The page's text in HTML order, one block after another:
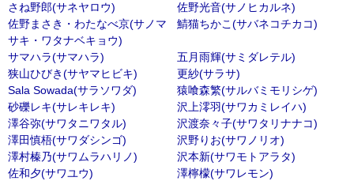
さね野郎(サネヤロウ)
佐野光音(サノヒカルネ)
佐野まさき・わたなべ京(サノマ
サキ・ワタナベキョウ)
鯖猫ちかこ(サバネコチカコ)
サマハラ(サマハラ)
五月雨輝(サミダレテル)
狭山ひびき(サヤマヒビキ)
更紗(サラサ)
Sala Sowada(サラソワダ)
猿喰森繁(サルバミモリシゲ)
砂礫レキ(サレキレキ)
沢上澪羽(サワカミレイハ)
澤谷弥(サワタニワタル)
沢渡奈々子(サワタリナナコ)
澤田慎梧(サワダシンゴ)
沢野りお(サワノリオ)
澤村榛乃(サワムラハリノ)
沢本新(サワモトアラタ)
佐和夕(サワユウ)
澤檸檬(サワレモン)